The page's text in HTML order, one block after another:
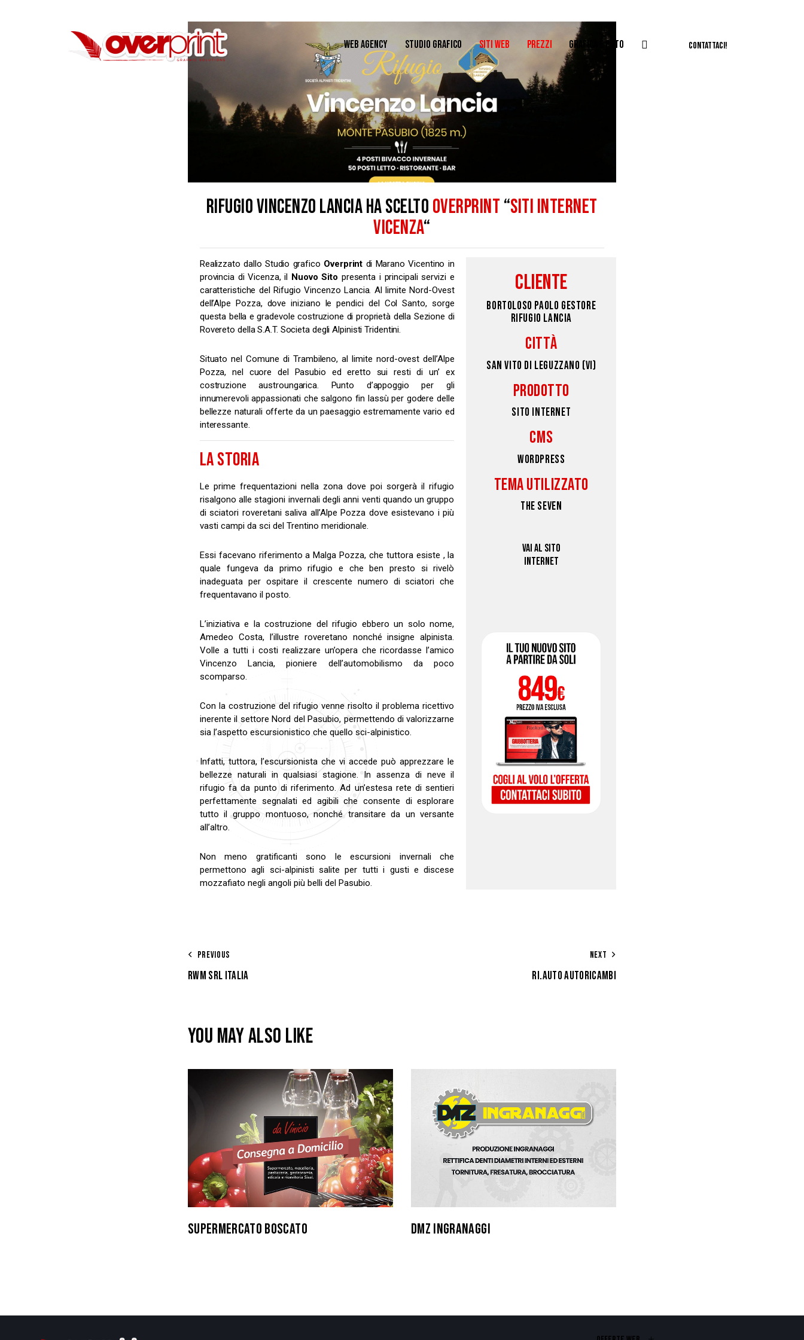
WEB AGENCY STUDIO GRAFICO SITI WEB PREZZI GRAFICA E FOTO CONTATTACI!
RIFUGIO VINCENZO LANCIA HA SCELTO OVERPRINT “SITI INTERNET
VICENZA“
Realizzato dallo Studio grafico Overprint di Marano Vicentino in
provincia di Vicenza, il Nuovo Sito presenta i principali servizi e
caratteristiche del Rifugio Vincenzo Lancia. Al limite Nord-Ovest
dell’Alpe Pozza, dove iniziano le pendici del Col Santo, sorge
questa bella e gradevole costruzione di proprietà della Sezione di
Rovereto della S.A.T. Societa degli Alpinisti Tridentini.
Situato nel Comune di Trambileno, al limite nord-ovest dell’Alpe
Pozza, nel cuore del Pasubio ed eretto sui resti di un’ ex
costruzione austroungarica. Punto d’appoggio per gli
innumerevoli appassionati che salgono fin lassù per godere delle
bellezze naturali offerte da un paesaggio estremamente vario ed
interessante.
LA STORIA
Le prime frequentazioni nella zona dove poi sorgerà il rifugio
risalgono alle stagioni invernali degli anni venti quando un gruppo
di sciatori roveretani saliva all’Alpe Pozza dove esistevano i più
vasti campi da sci del Trentino meridionale.
Essi facevano riferimento a Malga Pozza, che tuttora esiste , la
quale fungeva da primo rifugio e che ben presto si rivelò
inadeguata per ospitare il crescente numero di sciatori che
frequentavano il posto.
L’iniziativa e la costruzione del rifugio ebbero un solo nome,
Amedeo Costa, l’illustre roveretano nonché insigne alpinista.
Volle a tutti i costi realizzare un’opera che ricordasse l’amico
Vincenzo Lancia, pioniere dell’automobilismo da poco
scomparso.
Con la costruzione del rifugio venne risolto il problema ricettivo
inerente il settore Nord del Pasubio, permettendo di valorizzarne
sia l’aspetto escursionistico che quello sci-alpinistico.
Infatti, tuttora, l’escursionista che vi accede può apprezzare le
bellezze naturali in qualsiasi stagione. In assenza di neve il
rifugio fa da punto di riferimento. Ad un’estesa rete di sentieri
perfettamente segnalati ed agibili che consente di esplorare
tutto il gruppo montuoso, nonché transitare da un versante
all’altro.
Non meno gratificanti sono le escursioni invernali che
permettono agli sci-alpinisti salite per tutti i gusti e discese
mozzafiato negli angoli più belli del Pasubio.
CLIENTE
BORTOLOSO PAOLO GESTORE
RIFUGIO LANCIA
CITTÀ
SAN VITO DI LEGUZZANO (VI)
PRODOTTO
SITO INTERNET
CMS
WORDPRESS
TEMA UTILIZZATO
THE SEVEN
VAI AL SITO
INTERNET
PREVIOUS
RWM SRL ITALIA
NEXT
RI.AUTO AUTORICAMBI
YOU MAY ALSO LIKE
SUPERMERCATO BOSCATO DMZ INGRANAGGI